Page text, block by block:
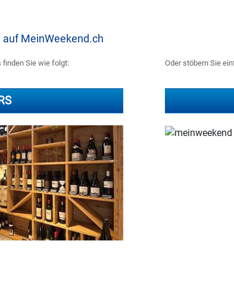
MeinWeekend.ch
finden Sie wie folgt: Oder stöbern Sie